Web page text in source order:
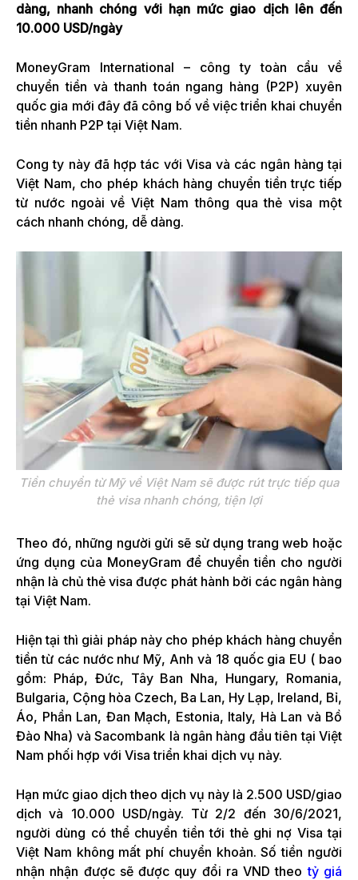
dàng, nhanh chóng với hạn mức giao dịch lên đến
10.000 USD/ngày
MoneyGram International – công ty toàn cầu về
chuyển tiền và thanh toán ngang hàng (P2P) xuyên
quốc gia mới đây đã công bố về việc triển khai chuyển
tiền nhanh P2P tại Việt Nam.
Cong ty này đã hợp tác với Visa và các ngân hàng tại
Việt Nam, cho phép khách hàng chuyển tiền trực tiếp
từ nước ngoài về Việt Nam thông qua thẻ visa một
cách nhanh chóng, dễ dàng.
Tiền chuyển từ Mỹ về Việt Nam sẽ được rút trực tiếp qua
thẻ visa nhanh chóng, tiện lợi
Theo đó, những người gửi sẽ sử dụng trang web hoặc
ứng dụng của MoneyGram để chuyển tiền cho người
nhận là chủ thẻ visa được phát hành bởi các ngân hàng
tại Việt Nam.
Hiện tại thì giải pháp này cho phép khách hàng chuyển
tiền từ các nước như Mỹ, Anh và 18 quốc gia EU ( bao
gồm: Pháp, Đức, Tây Ban Nha, Hungary, Romania,
Bulgaria, Cộng hòa Czech, Ba Lan, Hy Lạp, Ireland, Bỉ,
Áo, Phần Lan, Đan Mạch, Estonia, Italy, Hà Lan và Bồ
Đào Nha) và Sacombank là ngân hàng đầu tiên tại Việt
Nam phối hợp với Visa triển khai dịch vụ này.
Hạn mức giao dịch theo dịch vụ này là 2.500 USD/giao
dịch và 10.000 USD/ngày. Từ 2/2 đến 30/6/2021,
người dùng có thể chuyển tiền tới thẻ ghi nợ Visa tại
Việt Nam không mất phí chuyển khoản. Số tiền người
nhận nhận được sẽ được quy đổi ra VND theotỷ giá